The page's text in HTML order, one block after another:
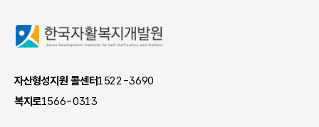
한
국
활
복
지
자산형성지원 콜센터1522-3690
복지로1566-0313